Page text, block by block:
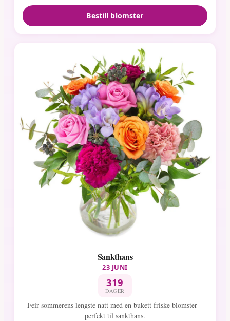
Bestill blomster
Sankthans
23 JUNI
319
DAGER
Feir sommerens lengste natt med en bukett friske blomster –
perfekt til sankthans.